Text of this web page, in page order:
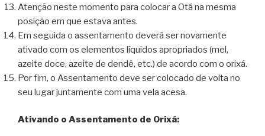
Atenção neste momento para colocar a Otá na mesma
posição em que estava antes.
Em seguida o assentamento deverá ser novamente
ativado com os elementos líquidos apropriados (mel,
azeite doce, azeite de dendê, etc.) de acordo com o orixá.
Por fim, o Assentamento deve ser colocado de volta no
seu lugar juntamente com uma vela acesa.
Ativando o Assentamento de Orixá: